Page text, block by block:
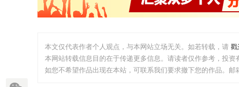
本文仅代表作者个人观点，与本网站立场无关。如若转载，请 戳
本网站转载信息目的在于传递更多信息。请读者仅作参考，投资
如您不希望作品出现在本站，可联系我们要求撤下您的作品。邮